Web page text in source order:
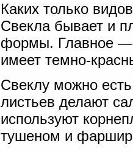
Каких только
Свекла бывает и
формы. Главное —
имеет темно-
Свеклу можно
листьев делают
используют
тушеном и